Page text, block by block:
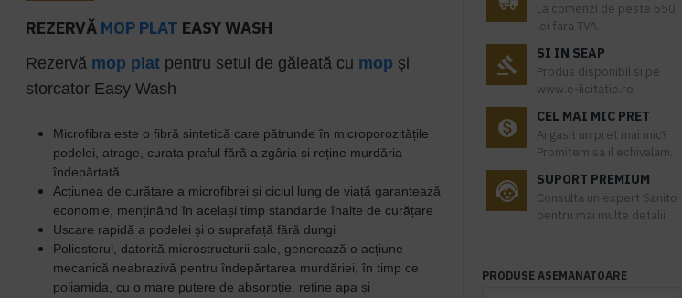
REZERVĂ MOP PLAT EASY WASH
Rezervă mop plat pentru setul de găleată cu mop și
storcator Easy Wash
Microfibra este o fibră sintetică care pătrunde în microporozitățile
podelei, atrage, curata praful fără a zgâria și reține murdăria
îndepărtată
Acțiunea de curățare a microfibrei și ciclul lung de viață garantează
economie, menținând în același timp standarde înalte de curățare
Uscare rapidă a podelei și o suprafață fără dungi
Poliesterul, datorită microstructurii sale, generează o acțiune
mecanică neabrazivă pentru îndepărtarea murdăriei, în timp ce
poliamida, cu o mare putere de absorbție, reține apa și
La comenzi de peste 550
lei fara TVA.
SI IN SEAP
Produs disponibil si pe
www.e-licitatie.ro
CEL MAI MIC PRET
Ai gasit un pret mai mic?
Promitem sa il echivalam.
SUPORT PREMIUM
Consulta un expert Sanito
pentru mai multe detalii
PRODUSE ASEMANATOARE